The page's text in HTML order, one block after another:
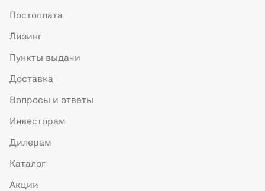
Постоплата
Лизинг
Пункты выдачи
Доставка
Вопросы и ответы
Инвесторам
Дилерам
Каталог
Акции